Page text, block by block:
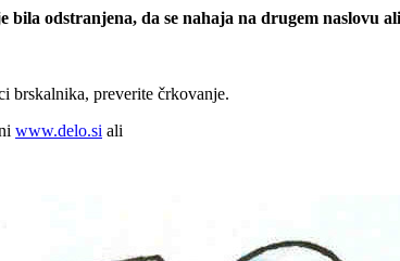
bila odstranjena, da se nahaja na drugem naslovu
brskalnika, preverite črkovanje.
www.delo.si ali